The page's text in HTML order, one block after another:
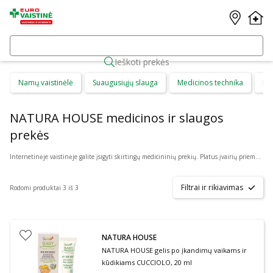
Ieškoti prekės
Namų vaistinėlė Suaugusiųjų slauga Medicinos technika
NATURA HOUSE medicinos ir slaugos
prekės
Internetinėje vaistinėje galite įsigyti skirtingų medicininių prekių. Platus įvairių priemonių ir technikos pasirinkimas leis visiems pirkėjams lengviau rasti tai, ko jie ieško. Šioje prekių kategorijoje yra daugybė skirtingų medicinos priemonių ir priedų, pradedant specialiais kremais ir pleistrais, baigiant kapsulėmis ar drėkinančiais akių lašais. Jeigu jums sunku apsispręsti, kurie produktai būtų geriausias ar tinkamiausias pasirinkimas, mūsų konsultantai gali jums patarti nuotoliniu būdu: internetu aktyviame pokalbio lange, el. paštu ar telefonu.
Rodomi produktai 3 iš 3 Filtrai ir rikiavimas
NATURA HOUSE
NATURA HOUSE gelis po įkandimų vaikams ir
kūdikiams CUCCIOLO, 20 ml